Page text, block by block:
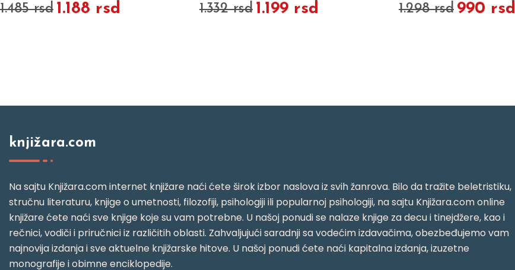
1.485 rsd 1.188 rsd 1.332 rsd 1.199 rsd 1.298 rsd 990 rsd
knjižara.com
Na sajtu Knjižara.com internet knjižare naći ćete širok izbor naslova iz svih žanrova. Bilo da tražite beletristiku,
stručnu literaturu, knjige o umetnosti, filozofiji, psihologiji ili popularnoj psihologiji, na sajtu Knjižara.com online
knjižare ćete naći sve knjige koje su vam potrebne. U našoj ponudi se nalaze knjige za decu i tinejdžere, kao i
rečnici, vodiči i priručnici iz različitih oblasti. Zahvaljujući saradnji sa vodećim izdavačima, obezbeđujemo vam
najnovija izdanja i sve aktuelne knjižarske hitove. U našoj ponudi ćete naći kapitalna izdanja, izuzetne
monografije i obimne enciklopedije.